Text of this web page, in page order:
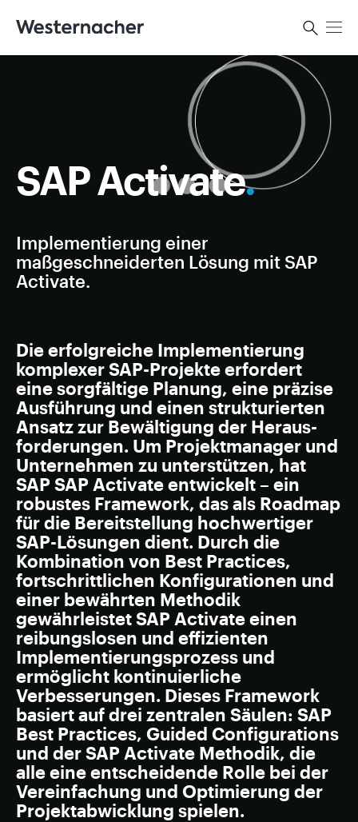
SAP Activate.
Implementierung einer
maßgeschneiderten Lösung mit SAP
Activate.
Die erfolgreiche Implementierung
komplexer SAP-Projekte erfordert
eine sorgfältige Planung, eine präzise
Ausführung und einen strukturierten
Ansatz zur Bewältigung der Heraus­
forderungen. Um Projekt­manager und
Unternehmen zu unterstützen, hat
SAP SAP Activate entwickelt – ein
robustes Framework, das als Roadmap
für die Bereitstellung hochwertiger
SAP-Lösungen dient. Durch die
Kombination von Best Practices,
fortschrittlichen Konfigurationen und
einer bewährten Methodik
gewährleistet SAP Activate einen
reibungs­losen und effizienten
Implemen­tierungs­prozess und
ermöglicht kontinuierliche
Verbesserungen. Dieses Framework
basiert auf drei zentralen Säulen: SAP
Best Practices, Guided Configurations
und der SAP Activate Methodik, die
alle eine entscheidende Rolle bei der
Vereinfachung und Optimierung der
Projekt­abwicklung spielen.
Kontakt